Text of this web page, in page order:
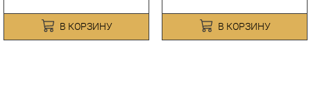
В КОРЗИНУ В КОРЗИНУ